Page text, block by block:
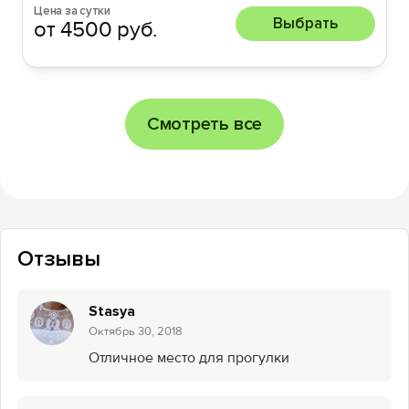
Цена за сутки
от 4500 руб. Выбрать
Смотреть все
Отзывы
Stasya
Октябрь 30, 2018
Отличное место для прогулки